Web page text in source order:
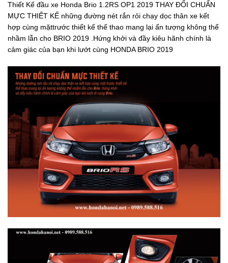
Thiết Kế đầu xe Honda Brio 1.2RS OP1 2019 THAY ĐỔI CHUẨN
MỰC THIẾT KẾ những đường nét rắn rỏi chạy dọc thân xe kết
hợp cùng mặttrước thiết kế thế thao mang lại ấn tượng không thể
nhầm lẫn cho BRIO 2019 .Hứng khởi và đầy kiêu hãnh chính là
cảm giác của bạn khi lướt cùng HONDA BRIO 2019